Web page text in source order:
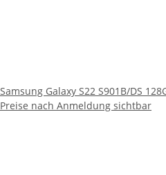
Samsung Galaxy S22 S901B/DS
Preise nach Anmeldung sichtbar